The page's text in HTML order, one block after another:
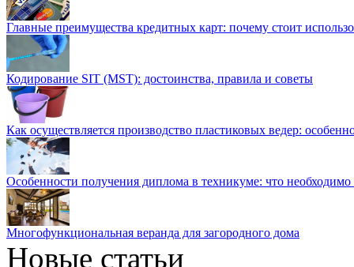
Главные преимущества кредитных карт: почему стоит
Кодирование SIT (MST): достоинства, правила и советы
Как осуществляется производство пластиковых ведер:
Особенности получения диплома в техникуме: что необходимо
Многофункциональная веранда для загородного дома
Новые статьи